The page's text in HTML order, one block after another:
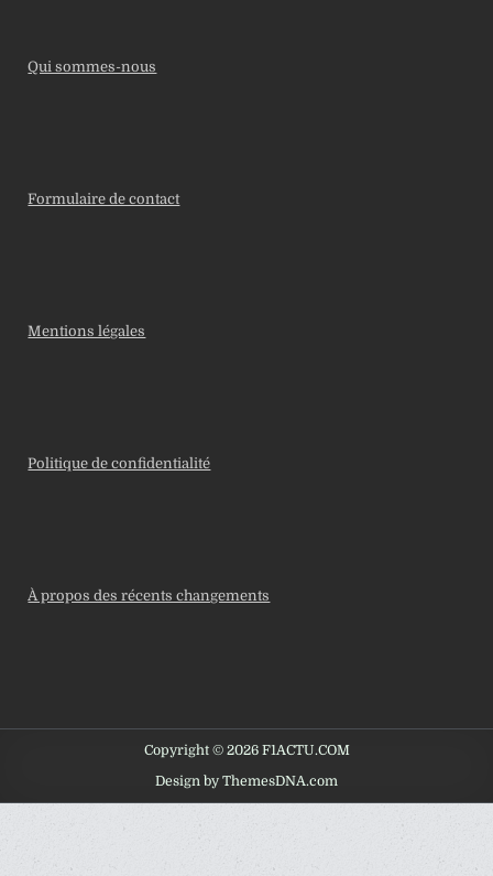
Qui sommes-nous
Formulaire de contact
Mentions légales
Politique de confidentialité
À propos des récents changements
Copyright © 2026 F1ACTU.COM
Design by ThemesDNA.com